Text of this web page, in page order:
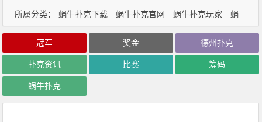
所属分类： 蜗牛扑克下载 蜗牛扑克官网 蜗牛扑克玩家
蜗
冠军 奖金 德州扑克
扑克资讯 比赛 筹码
蜗牛扑克